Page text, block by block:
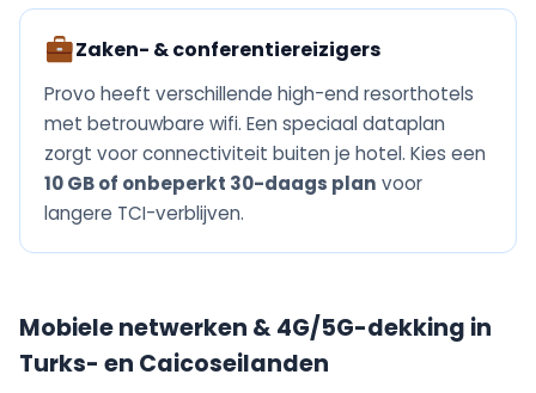
Zaken- & conferentiereizigers
Provo heeft verschillende high-end resorthotels
met betrouwbare wifi. Een speciaal dataplan
zorgt voor connectiviteit buiten je hotel. Kies een
10 GB of onbeperkt 30-daags plan voor
langere TCI-verblijven.
Mobiele netwerken & 4G/5G-dekking in
Turks- en Caicoseilanden